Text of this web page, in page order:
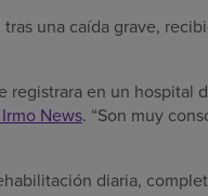
una caída grave,
registrara en un hospital
News. “Son muy
diaria,